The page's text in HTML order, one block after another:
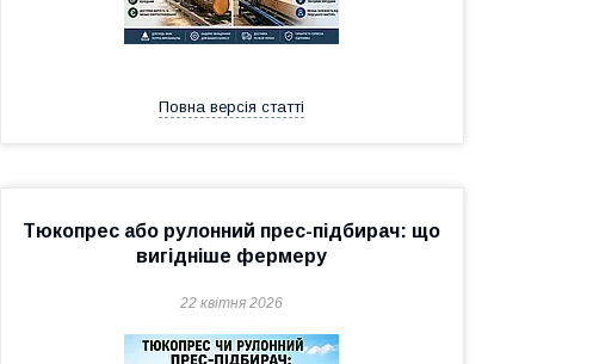
Повна версія статті
Тюкопрес або рулонний прес-підбирач: що
вигідніше фермеру
22 квітня 2026